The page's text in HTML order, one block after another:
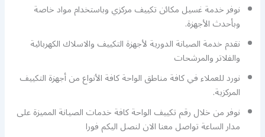
نوفر خدمة غسيل مكائن تكييف مركزي وباستخدام مواد خاصة
وبأحدث الأجهزة.
نقدم خدمة الصيانة الدورية لأجهزة التكييف والاسلاك الكهربائية
والفلاتر والمرشحات
نورد للعملاء في كافة مناطق الواحة كافة الأنواع من أجهزة التكييف
المركزية.
نوفر من خلال رقم تكييف الواحة كافة خدمات الصيانة المميزة على
مدار الساعة تواصل معنا الان لنصل اليكم فورا